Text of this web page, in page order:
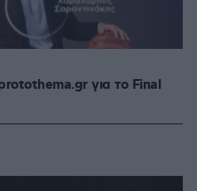
για το Final